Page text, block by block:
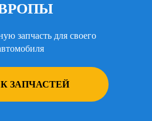
запчасть для своего
ЗАПЧАСТЕЙ